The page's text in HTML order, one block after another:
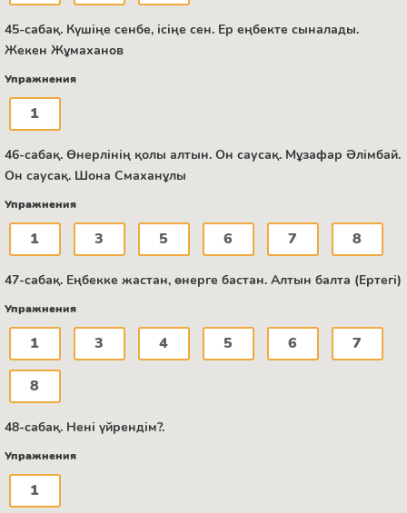
45-сабақ. Күшіңе сенбе, ісіңе сен. Ер еңбекте сыналады.
Жекен Жұмаханов
Упражнения
1
46-сабақ. Өнерлінің қолы алтын. Он саусақ. Мұзафар Әлімбай.
Он саусақ. Шона Смаханұлы
Упражнения
1 3 5 6 7 8
47-сабақ. Еңбекке жастан, өнерге бастан. Алтын балта (Ертегі)
Упражнения
1 3 4 5 6 7
8
48-сабақ. Нені үйрендім?.
Упражнения
1